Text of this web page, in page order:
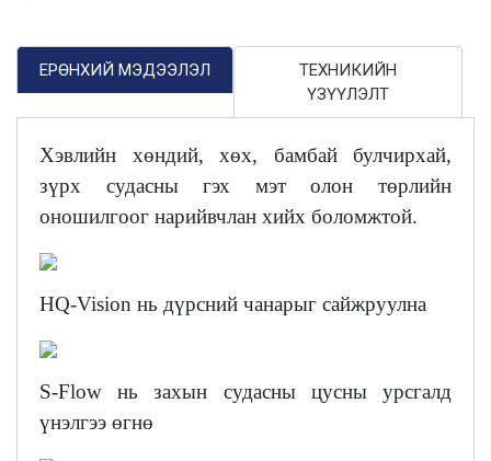
ЕРӨНХИЙ МЭДЭЭЛЭЛ
ТЕХНИКИЙН
ҮЗҮҮЛЭЛТ
Хэвлийн хөндий, хөх, бамбай булчирхай,
зүрх судасны гэх мэт олон төрлийн
оношилгоог нарийвчлан хийх боломжтой.
HQ-Vision нь дүрсний чанарыг сайжруулна
S-Flow нь захын судасны цусны урсгалд
үнэлгээ өгнө